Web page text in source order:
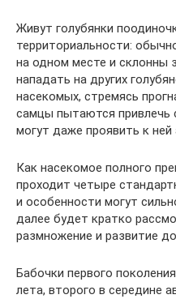
Живут голубянки
территориальности:
на одном месте и склонны
нападать на других
насекомых, стремясь
самцы пытаются привлечь
могут даже проявить к ней
Как насекомое полного
проходит четыре
и особенности могут
далее будет кратко
размножение и развитие
Бабочки первого
лета, второго в середине